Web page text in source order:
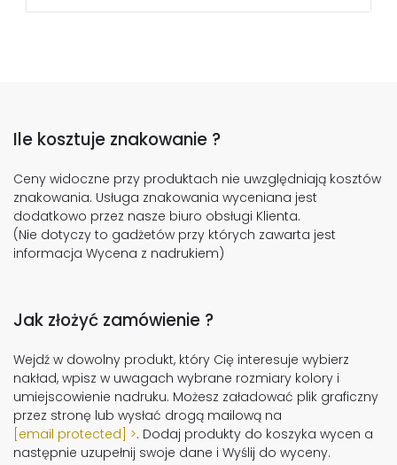
Ile kosztuje znakowanie ?
Ceny widoczne przy produktach nie uwzględniają kosztów
znakowania. Usługa znakowania wyceniana jest
dodatkowo przez nasze biuro obsługi Klienta.
(Nie dotyczy to gadżetów przy których zawarta jest
informacja Wycena z nadrukiem)
Jak złożyć zamówienie ?
Wejdź w dowolny produkt, który Cię interesuje wybierz
nakład, wpisz w uwagach wybrane rozmiary kolory i
umiejscowienie nadruku. Możesz załadować plik graficzny
przez stronę lub wysłać drogą mailową na
[email protected]
. Dodaj produkty do koszyka wycen a
następnie uzupełnij swoje dane i Wyślij do wyceny.